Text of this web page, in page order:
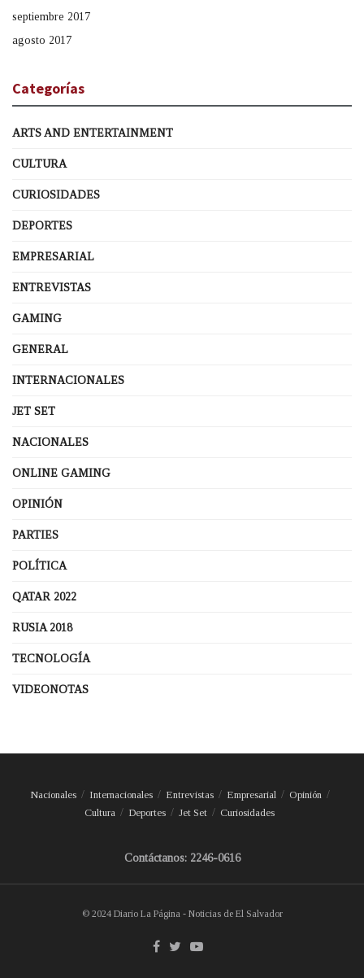
septiembre 2017
agosto 2017
Categorías
ARTS AND ENTERTAINMENT
CULTURA
CURIOSIDADES
DEPORTES
EMPRESARIAL
ENTREVISTAS
GAMING
GENERAL
INTERNACIONALES
JET SET
NACIONALES
ONLINE GAMING
OPINIÓN
PARTIES
POLÍTICA
QATAR 2022
RUSIA 2018
TECNOLOGÍA
VIDEONOTAS
Nacionales Internacionales Entrevistas Empresarial
Opinión
Cultura
Deportes Jet Set Curiosidades
Contáctanos: 2246-0616
© 2024 Diario La Página - Noticias de El Salvador